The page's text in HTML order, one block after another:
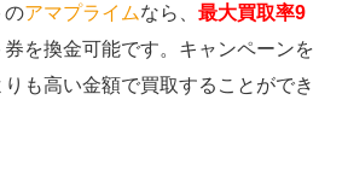
のアマプライムなら、 最大買取率9
を換金可能です。キャンペーンを
も高い金額で買取することができ